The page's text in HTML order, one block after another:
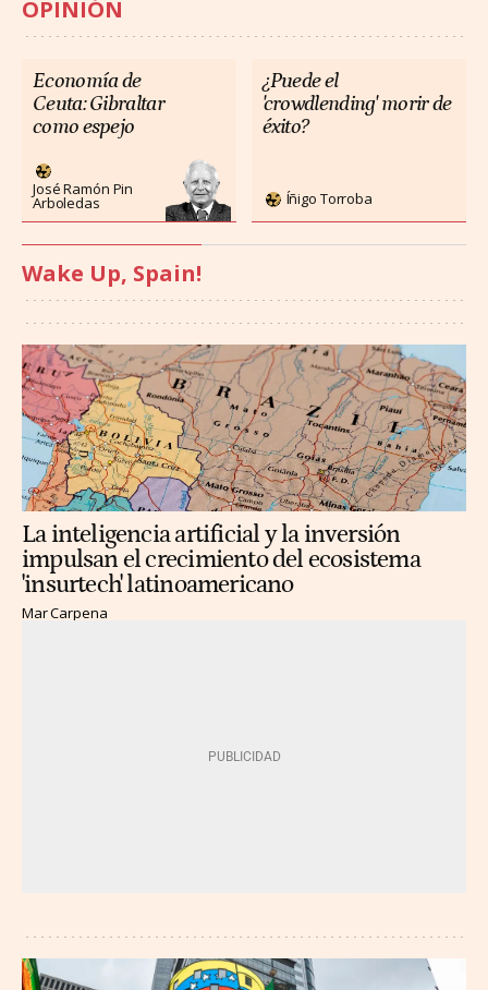
OPINIÓN
Economía de
Ceuta: Gibraltar
como espejo
José Ramón Pin
Arboledas
¿Puede el
'crowdlending' morir de
éxito?
Íñigo Torroba
Wake Up, Spain!
La inteligencia artificial y la inversión
impulsan el crecimiento del ecosistema
'insurtech' latinoamericano
Mar Carpena